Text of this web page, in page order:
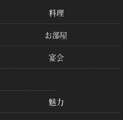
料理
お部屋
宴会
魅力